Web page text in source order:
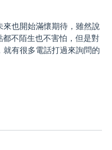
也開始滿懷期待，雖然說
不陌生也不害怕，但是對
有很多電話打過來詢問的